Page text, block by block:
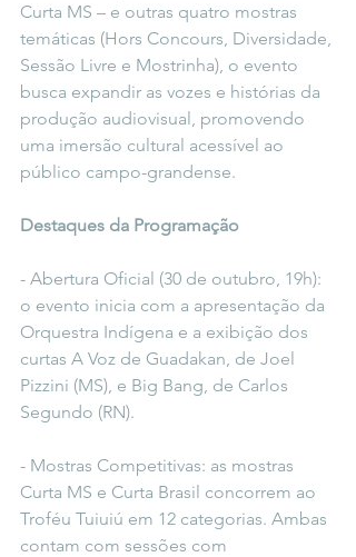
Curta MS – e outras quatro mostras
temáticas (Hors Concours, Diversidade,
Sessão Livre e Mostrinha), o evento
busca expandir as vozes e histórias da
produção audiovisual, promovendo
uma imersão cultural acessível ao
público campo-grandense.
Destaques da Programação
- Abertura Oficial (30 de outubro, 19h):
o evento inicia com a apresentação da
Orquestra Indígena e a exibição dos
curtas A Voz de Guadakan, de Joel
Pizzini (MS), e Big Bang, de Carlos
Segundo (RN).
- Mostras Competitivas: as mostras
Curta MS e Curta Brasil concorrem ao
Troféu Tuiuiú em 12 categorias. Ambas
contam com sessões com